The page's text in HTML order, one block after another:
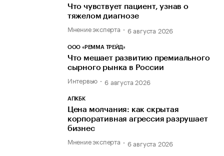
Что чувствует пациент, узнав о
тяжелом диагнозе
Мнение эксперта 6 августа 2026
ООО «РЕММА ТРЕЙД»
Что мешает развитию премиального
сырного рынка в России
Интервью 6 августа 2026
АПКБК
Цена молчания: как скрытая
корпоративная агрессия разрушает
бизнес
Мнение эксперта 6 августа 2026